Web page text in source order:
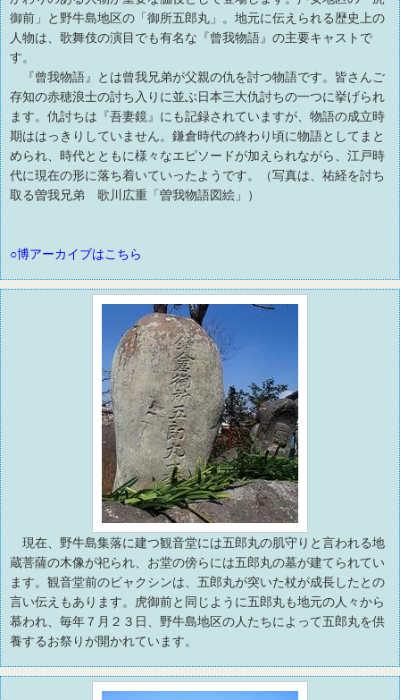
御前」と野牛島地区の「御所五郎丸」。地元に伝えられる歴史上の
人物は、歌舞伎の演目でも有名な『曾我物語』の主要キャストで
す。
『曾我物語』とは曾我兄弟が父親の仇を討つ物語です。皆さんご
存知の赤穂浪士の討ち入りに並ぶ日本三大仇討ちの一つに挙げられ
ます。仇討ちは『吾妻鏡』にも記録されていますが、物語の成立時
期ははっきりしていません。鎌倉時代の終わり頃に物語としてまと
められ、時代とともに様々なエピソードが加えられながら、江戸時
代に現在の形に落ち着いていったようです。（写真は、祐経を討ち
取る曽我兄弟 歌川広重「曽我物語図絵」）
○博アーカイブはこちら
現在、野牛島集落に建つ観音堂には五郎丸の肌守りと言われる地
蔵菩薩の木像が祀られ、お堂の傍らには五郎丸の墓が建てられてい
ます。観音堂前のビャクシンは、五郎丸が突いた杖が成長したとの
言い伝えもあります。虎御前と同じように五郎丸も地元の人々から
慕われ、毎年７月２３日、野牛島地区の人たちによって五郎丸を供
養するお祭りが開かれています。